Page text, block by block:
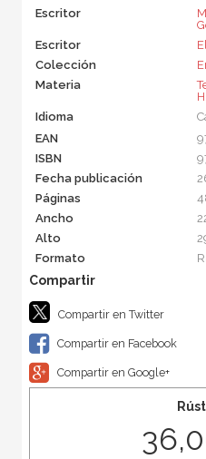
Escritor
Escritor
Colección
Materia
Idioma
EAN
ISBN
Fecha publicación
Páginas
Ancho
Alto
Formato
Compartir en Twitter
Compartir en Facebook
Compartir en Google+